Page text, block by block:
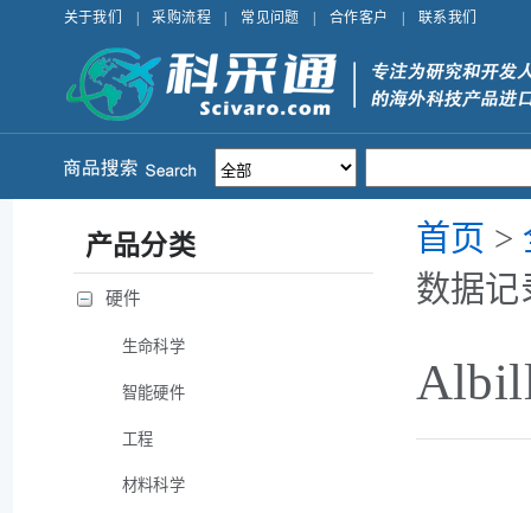
关于我们 采购流程 常见问题 合作客户 联系我们
首页 >
数据记
产品分类
硬件
生命科学
智能硬件
工程
材料科学